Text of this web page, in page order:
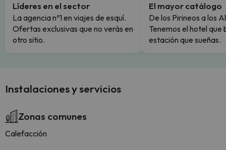
Líderes en el sector
La agencia nº1 en viajes de esquí.
Ofertas exclusivas que no verás en
otro sitio.
El mayor catálogo
De los Pirineos a los
Tenemos el hotel que
estación que sueñas.
Instalaciones y servicios
Zonas comunes
Calefacción